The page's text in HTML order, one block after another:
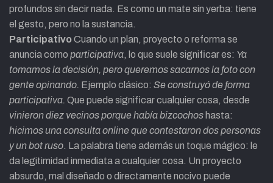
profundos sin decir nada. Es como un mate sin yerba: tiene
el gesto, pero no la sustancia.
ParticipativoCuando un plan, proyecto o reforma se
anuncia como participativa, lo que suele significar es: Ya
tomamos la decisión, pero queremos sacarnos la foto con
gente opinando. Ejemplo clásico: Se construyó de forma
participativa. Que puede significar cualquier cosa, desde
vinieron diez vecinos porque había bizcochos hasta:
hicimos una consulta online que contestaron dos personas
y un bot ruso. La palabra tiene además un toque mágico: le
da legitimidad inmediata a cualquier cosa. Un proyecto
absurdo, mal diseñado o directamente nocivo puede